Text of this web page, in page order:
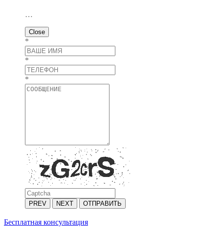
…
Close
*
*
*
PREV NEXT ОТПРАВИТЬ
Бесплатная консультация